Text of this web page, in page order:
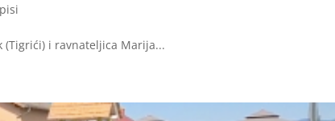
i ravnateljica Marija...